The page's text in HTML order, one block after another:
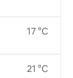
17 °C
21 °C